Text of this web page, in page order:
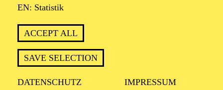
EN: Statistik
ACCEPT ALL
SAVE SELECTION
DATENSCHUTZ IMPRESSUM
STIMMEN ZUR AKTUELLEN
LAGE
TICKETS
8,00€